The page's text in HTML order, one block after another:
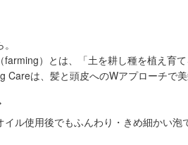
farming）とは、「土を耕し種を植え育て
Careは、髪と頭皮へのWアプローチで美
イル使用後でもふんわり・きめ細かい泡